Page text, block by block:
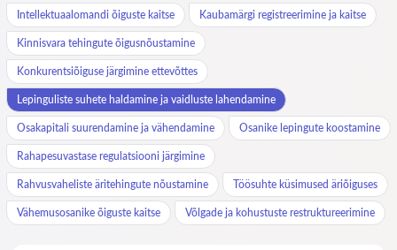
Intellektuaalomandi õiguste kaitse Kaubamärgi registreerimine ja kaitse
Kinnisvara tehingute õigusnõustamine
Konkurentsiõiguse järgimine ettevõttes
Lepinguliste suhete haldamine ja vaidluste lahendamine
Osakapitali suurendamine ja vähendamine Osanike lepingute koostamine
Rahapesuvastase regulatsiooni järgimine
Rahvusvaheliste äritehingute nõustamine Töösuhte küsimused äriõiguses
Vähemusosanike õiguste kaitse Võlgade ja kohustuste restruktureerimine